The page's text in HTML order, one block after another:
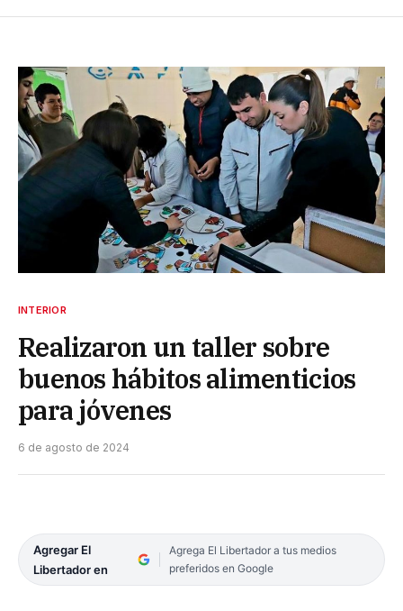
INTERIOR
Realizaron un taller sobre
buenos hábitos alimenticios
para jóvenes
6 de agosto de 2024
Agregar El
Libertador en
Agrega El Libertador a tus medios
preferidos en Google